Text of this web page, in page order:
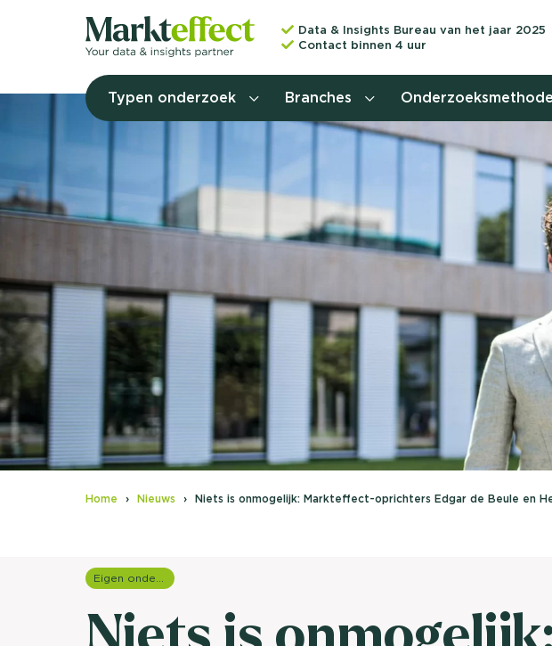
Data & Insights Bureau van het jaar 2025
Contact binnen 4 uur
Typen onderzoek
Customer
Customer value
Nationaal
Onderzoek
Usage & attitude
UX-onderzoek
Branches
Home Nieuws Niets is onmogelijk: Markteffect-oprichters Edgar de Beule en
Eigen onderzoeken